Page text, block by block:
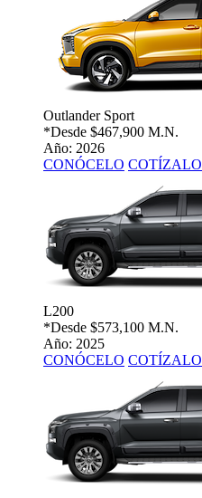
Outlander Sport
*Desde $467,900 M.N.
Año: 2026
CONÓCELO COTÍZALO
L200
*Desde $573,100 M.N.
Año: 2025
CONÓCELO COTÍZALO